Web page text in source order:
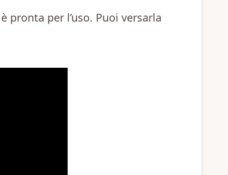
pronta per l’uso. Puoi versarla